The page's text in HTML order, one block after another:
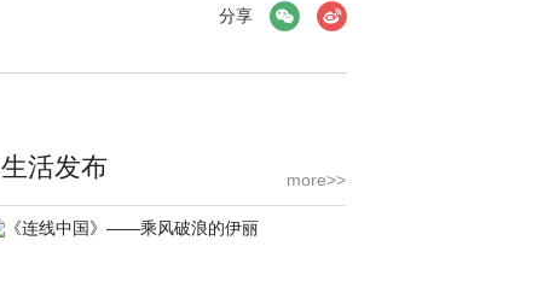
分享
微博
more>>
生活发布